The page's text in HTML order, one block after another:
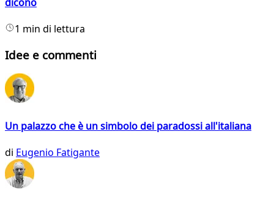
1 min di lettura
Idee e commenti
Un palazzo che è un simbolo dei paradossi all'italiana
di Eugenio Fatigante